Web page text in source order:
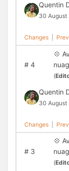
Quentin
30 August
Changes
#4
💠
(
Quentin
30 August
Changes
#3
💠
(